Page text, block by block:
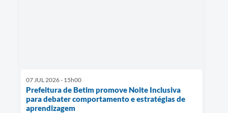
07 JUL 2026 - 15h00
Prefeitura de Betim promove Noite Inclusiva
para debater comportamento e estratégias de
aprendizagem